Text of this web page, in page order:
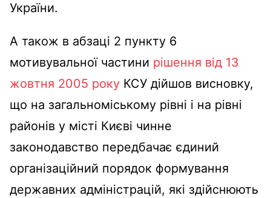
України.
А також в абзаці 2 пункту 6
мотивувальної частини рішення від 13
жовтня 2005 року КСУ дійшов висновку,
що на загальноміському рівні і на рівні
районів у місті Києві чинне
законодавство передбачає єдиний
організаційний порядок формування
державних адміністрацій, які здійснюють